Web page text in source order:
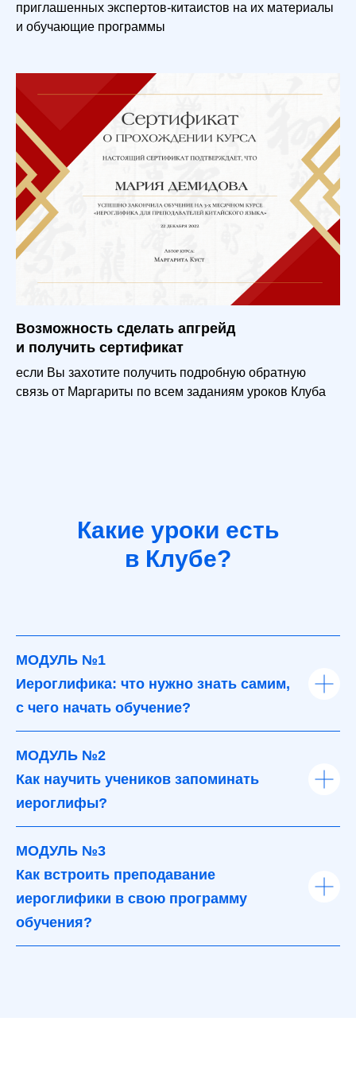
приглашенных экспертов-китаистов на их материалы
и обучающие программы
Возможность сделать апгрейд
и получить сертификат
если Вы захотите получить подробную обратную
связь от Маргариты по всем заданиям уроков Клуба
Какие уроки есть
в Клубе?
МОДУЛЬ №1
Иероглифика: что нужно знать самим,
с чего начать обучение?
МОДУЛЬ №2
Как научить учеников запоминать
иероглифы?
МОДУЛЬ №3
Как встроить преподавание
иероглифики в свою программу
обучения?